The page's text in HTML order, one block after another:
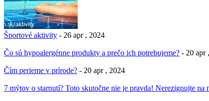
Športové aktivity - 26 apr , 2024
Čo sú hypoalergénne produkty a prečo ich potrebujeme? - 20 apr
Čím perieme v prírode? - 20 apr , 2024
7 mýtov o starnutí? Toto skutočne nie je pravda! Nerezignujte na